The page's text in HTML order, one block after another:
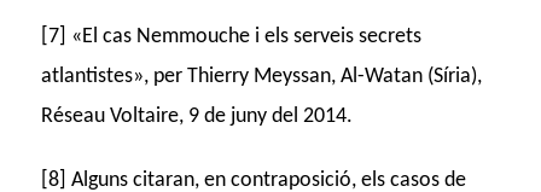
[7] «El cas Nemmouche i els serveis secrets
atlantistes», per Thierry Meyssan, Al-Watan (Síria),
Réseau Voltaire, 9 de juny del 2014.
[8] Alguns citaran, en contraposició, els casos de